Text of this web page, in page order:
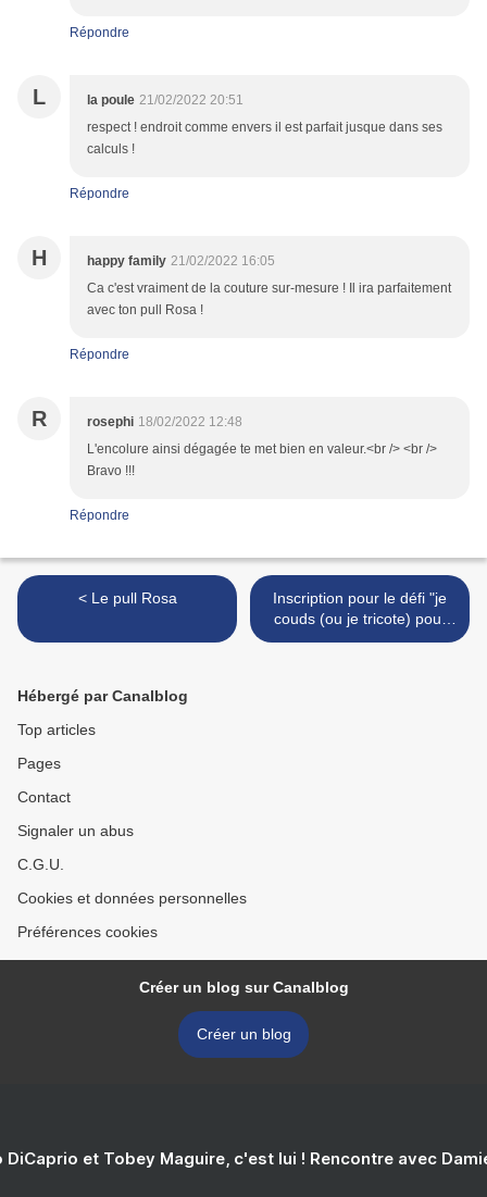
Répondre
L la poule 21/02/2022 20:51
respect ! endroit comme envers il est parfait jusque dans ses
calculs !
Répondre
H happy family 21/02/2022 16:05
Ca c'est vraiment de la couture sur-mesure ! Il ira parfaitement
avec ton pull Rosa !
Répondre
R rosephi 18/02/2022 12:48
L'encolure ainsi dégagée te met bien en valeur.<br /> <br />
Bravo !!!
Répondre
< Le pull Rosa
Inscription pour le défi "je
couds (ou je tricote) pour
un homme" #35 >
Hébergé par Canalblog
Top articles
Pages
Contact
Signaler un abus
C.G.U.
Cookies et données personnelles
Préférences cookies
Créer un blog sur Canalblog
Créer un blog
DiCaprio et Tobey Maguire, c'est lui ! Rencontre avec